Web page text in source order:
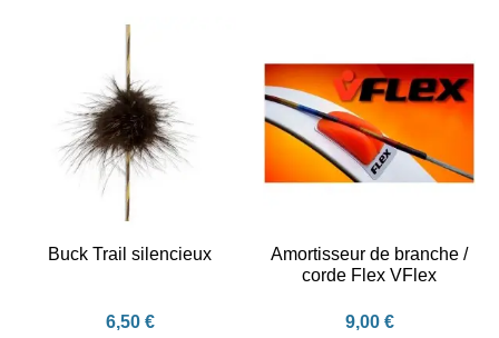
Buck Trail silencieux
6,50 €
Amortisseur de branche /
corde Flex VFlex
9,00 €